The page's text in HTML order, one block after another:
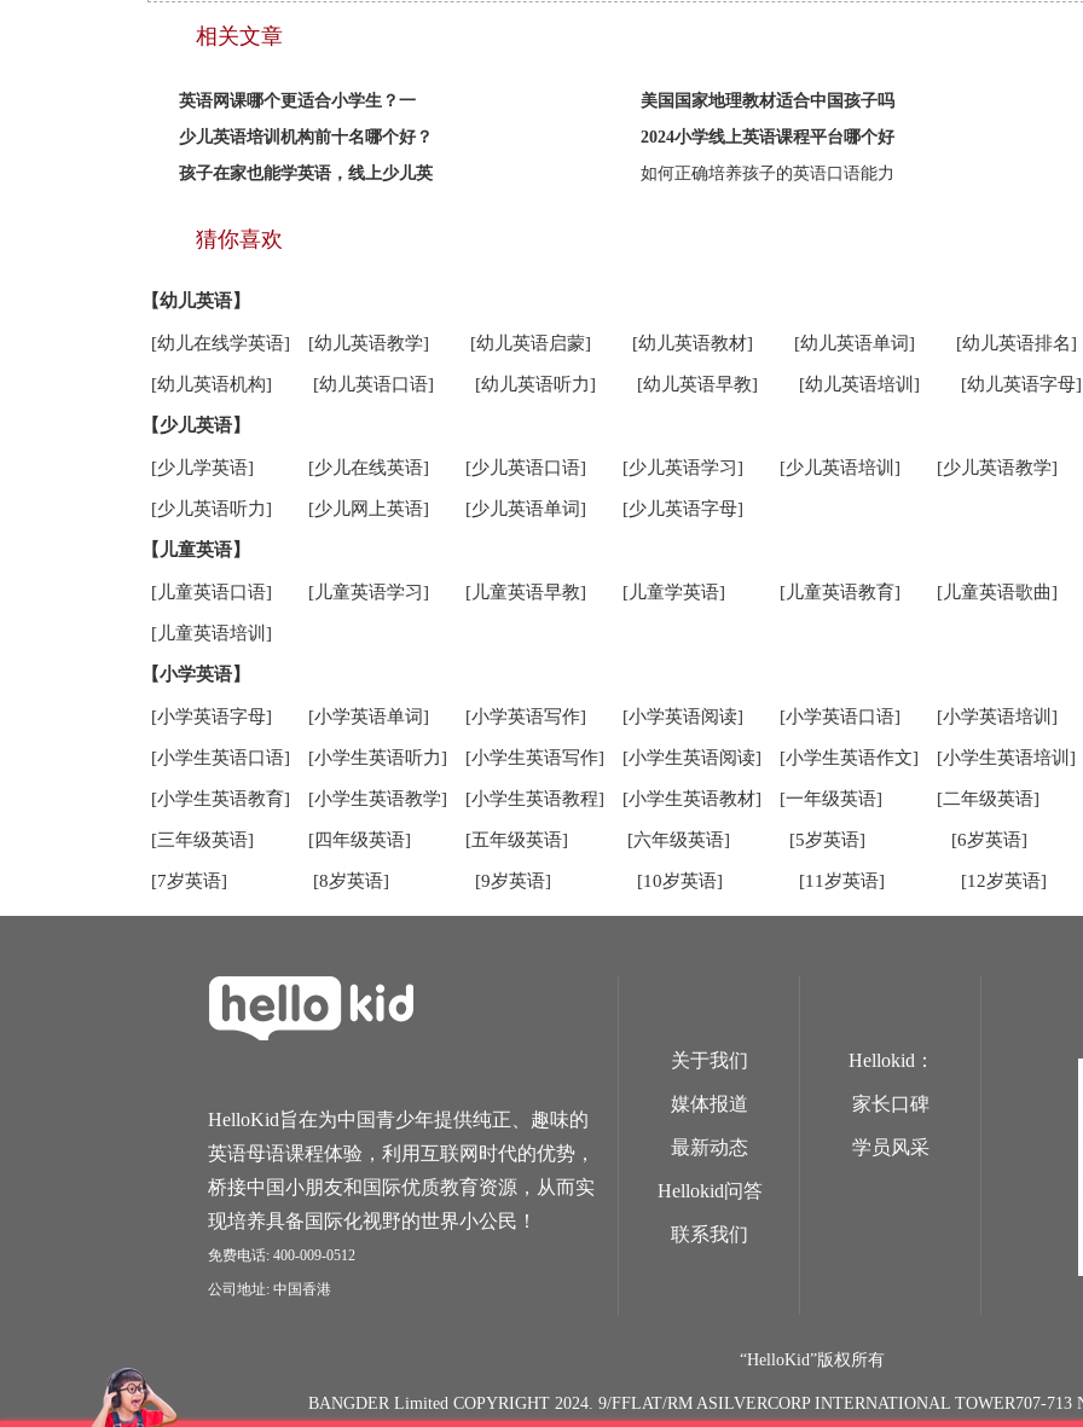
相关文章
英语网课哪个更适合小学生？一
美国国家地理教材适合中国孩子吗
少儿英语培训机构前十名哪个好？
2024小学线上英语课程平台哪个好
孩子在家也能学英语，线上少儿英
如何正确培养孩子的英语口语能力
猜你喜欢
【幼儿英语】
[幼儿在线学英语] [幼儿英语教学] [幼儿英语启蒙] [幼儿英语教材] [幼儿英语单词] [幼儿英语排名]
[幼儿英语机构] [幼儿英语口语] [幼儿英语听力] [幼儿英语早教] [幼儿英语培训] [幼儿英语字母]
【少儿英语】
[少儿学英语] [少儿在线英语] [少儿英语口语] [少儿英语学习] [少儿英语培训] [少儿英语教学]
[少儿英语听力] [少儿网上英语] [少儿英语单词] [少儿英语字母]
【儿童英语】
[儿童英语口语] [儿童英语学习] [儿童英语早教] [儿童学英语] [儿童英语教育] [儿童英语歌曲]
[儿童英语培训]
【小学英语】
[小学英语字母] [小学英语单词] [小学英语写作] [小学英语阅读] [小学英语口语] [小学英语培训]
[小学生英语口语] [小学生英语听力] [小学生英语写作] [小学生英语阅读] [小学生英语作文] [小学生英语培训]
[小学生英语教育] [小学生英语教学] [小学生英语教程] [小学生英语教材] [一年级英语] [二年级英语]
[三年级英语] [四年级英语] [五年级英语] [六年级英语] [5岁英语] [6岁英语]
[7岁英语] [8岁英语] [9岁英语] [10岁英语] [11岁英语] [12岁英语]
HelloKid旨在为中国青少年提供纯正、趣味的
英语母语课程体验，利用互联网时代的优势，
桥接中国小朋友和国际优质教育资源，从而实
现培养具备国际化视野的世界小公民！
免费电话: 400-009-0512
公司地址: 中国香港
关于我们
媒体报道
最新动态
Hellokid问答
联系我们
Hellokid：
家长口碑
学员风采
“HelloKid”版权所有
BANGDER Limited COPYRIGHT 2024. 9/FFLAT/RM ASILVERCORP INTERNATIONAL TOWER707-